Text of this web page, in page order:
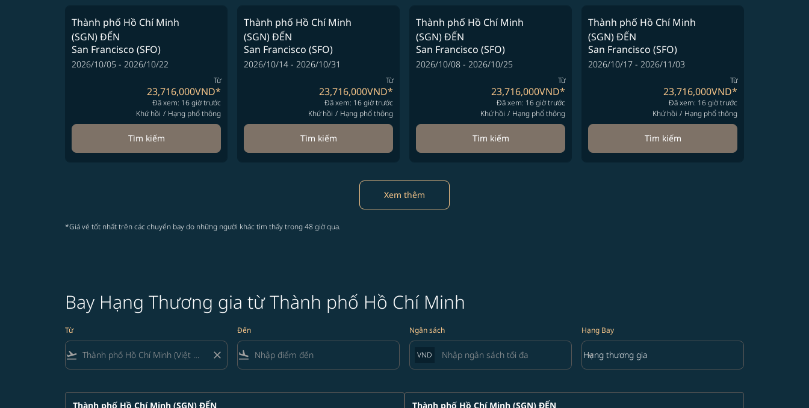
Thành phố Hồ Chí Minh
(SGN)ĐẾN
San Francisco (SFO)
2026/10/05 - 2026/10/22
Từ
23,716,000VND*
Đã xem: 16 giờ trước
Khứ hồi / Hạng phổ thông
Tìm kiếm
Thành phố Hồ Chí Minh
(SGN)ĐẾN
San Francisco (SFO)
2026/10/14 - 2026/10/31
Từ
23,716,000VND*
Đã xem: 16 giờ trước
Khứ hồi / Hạng phổ thông
Tìm kiếm
Thành phố Hồ Chí Minh
(SGN)ĐẾN
San Francisco (SFO)
2026/10/08 - 2026/10/25
Từ
23,716,000VND*
Đã xem: 16 giờ trước
Khứ hồi / Hạng phổ thông
Tìm kiếm
Thành phố Hồ Chí Minh
(SGN)ĐẾN
San Francisco (SFO)
2026/10/17 - 2026/11/03
Từ
23,716,000VND*
Đã xem: 16 giờ trước
Khứ hồi / Hạng phổ thông
Tìm kiếm
Xem thêm
*Giá vé tốt nhất trên các chuyến bay do những người khác tìm thấy trong 48 giờ qua.
Bay Hạng Thương gia từ Thành phố Hồ Chí Minh
Từ
flight_takeoff close
Đến
flight_land
Ngân sách
VND
Hạng Bay
Hạng Bay option Hạng thương gia Selected
Hạng thương gia
keyboard_arrow_down
Thành phố Hồ Chí Minh (SGN) ĐẾN
Thành phố Hồ Chí Minh (SGN) ĐẾN